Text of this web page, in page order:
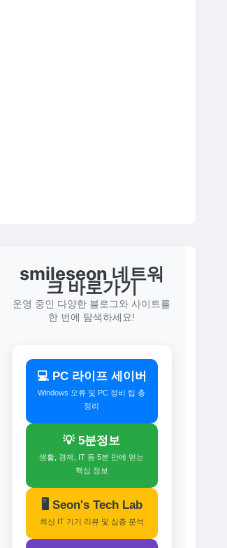
smileseon 네트워
크 바로가기
운영 중인 다양한 블로그와 사이트를
한 번에 탐색하세요!
💻 PC 라이프 세이버
Windows 오류 및 PC 정비 팁 총
정리
💡 5분정보
생활, 경제, IT 등 5분 만에 얻는
핵심 정보
🖥️ Seon's Tech Lab
최신 IT 기기 리뷰 및 심층 분석